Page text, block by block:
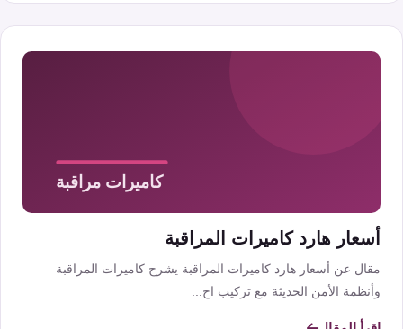
أسعار هارد كاميرات المراقبة
مقال عن أسعار هارد كاميرات المراقبة يشرح كاميرات المراقبة
وأنظمة الأمن الحديثة مع تركيب اح...